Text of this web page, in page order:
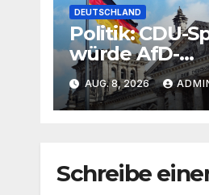
DEUTSCHLAND
Politik: CDU-
würde AfD-
im Osten nicht
dulden
AUG. 8, 2026
Schreibe